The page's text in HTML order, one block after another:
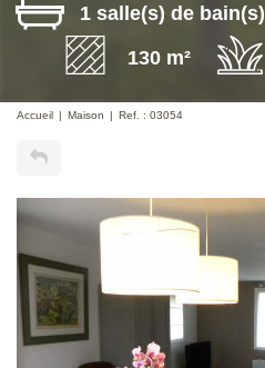
1 salle(s) de bain(s)
130 m²
Accueil Maison Ref. : 03054